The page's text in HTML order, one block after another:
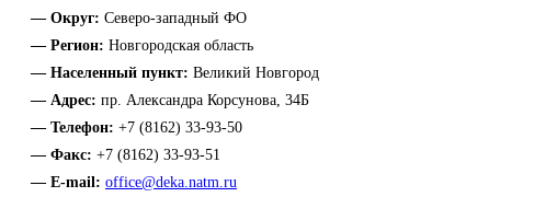
— Округ: Северо-западный ФО
— Регион: Новгородская область
— Населенный пункт: Великий Новгород
— Адрес: пр. Александра Корсунова, 34Б
— Телефон: +7 (8162) 33-93-50
— Факс: +7 (8162) 33-93-51
— E-mail: office@deka.natm.ru